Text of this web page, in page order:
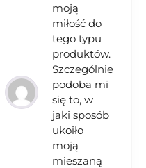
moją
miłość do
tego typu
produktów.
Szczególnie
podoba mi
się to, w
jaki sposób
ukoiło
moją
mieszaną